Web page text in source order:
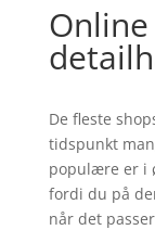
De fleste
tidspunkt
populære er i
fordi du på
når det